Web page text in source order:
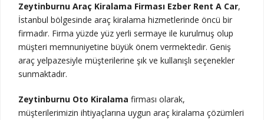
Zeytinburnu Araç Kiralama Firması Ezber Rent A Car,
İstanbul bölgesinde araç kiralama hizmetlerinde öncü bir
firmadır. Firma yüzde yüz yerli sermaye ile kurulmuş olup
müşteri memnuniyetine büyük önem vermektedir. Geniş
araç yelpazesiyle müşterilerine şık ve kullanışlı seçenekler
sunmaktadır.
Zeytinburnu Oto Kiralama firması olarak,
müşterilerimizin ihtiyaçlarına uygun araç kiralama çözümleri